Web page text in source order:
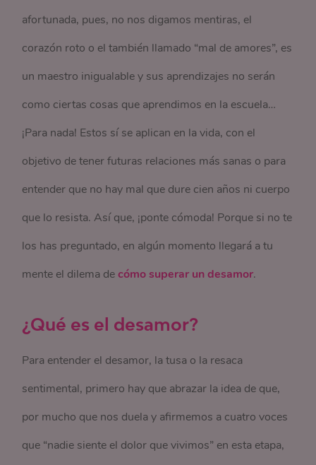
afortunada, pues, no nos digamos mentiras, el
corazón roto o el también llamado “mal de amores”, es
un maestro inigualable y sus aprendizajes no serán
como ciertas cosas que aprendimos en la escuela…
¡Para nada! Estos sí se aplican en la vida, con el
objetivo de tener futuras relaciones más sanas o para
entender que no hay mal que dure cien años ni cuerpo
que lo resista. Así que, ¡ponte cómoda! Porque si no te
los has preguntado, en algún momento llegará a tu
mente el dilema decómo superar un desamor.
¿Qué es el desamor?
Para entender el desamor, la tusa o la resaca
sentimental, primero hay que abrazar la idea de que,
por mucho que nos duela y afirmemos a cuatro voces
que “nadie siente el dolor que vivimos” en esta etapa,